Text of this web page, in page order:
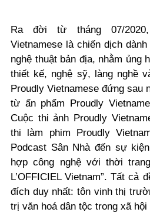
Ra đời từ tháng 07/2020,
Vietnamese là chiến dịch
nghệ thuật bản địa, nhằm ủng
thiết kế, nghệ sỹ, làng nghề
Proudly Vietnamese đứng sau
từ ấn phẩm Proudly
Cuộc thi ảnh Proudly
thi làm phim Proudly
Podcast Sân Nhà đến sự
hợp công nghệ với thời
L’OFFICIEL Vietnam”. Tất cả
đích duy nhất: tôn vinh thị
trị văn hoá dân tộc trong xã hội